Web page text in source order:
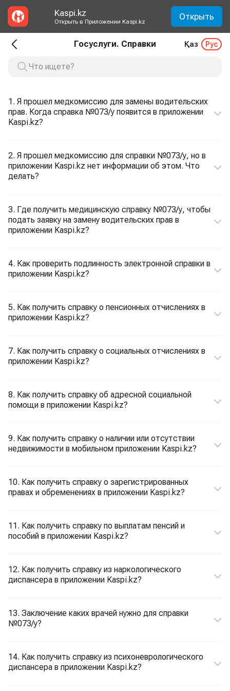
Kaspi.kz
Открыть в Приложении Kaspi.kz Открыть
Госуслуги. Справки Қаз Рус
1. Я прошел медкомиссию для замены водительских
прав. Когда справка №073/у появится в приложении
Kaspi.kz?
2. Я прошел медкомиссию для справки №073/у, но в
приложении Kaspi.kz нет информации об этом. Что
делать?
3. Где получить медицинскую справку №073/у, чтобы
подать заявку на замену водительских прав в
приложении Kaspi.kz?
4. Как проверить подлинность электронной справки в
приложении Kaspi.kz?
5. Как получить справку о пенсионных отчислениях в
приложении Kaspi.kz?
7. Как получить справку о социальных отчислениях в
приложении Kaspi.kz?
8. Как получить справку об адресной социальной
помощи в приложении Kaspi.kz?
9. Как получить справку о наличии или отсутствии
недвижимости в мобильном приложении Kaspi.kz?
10. Как получить справку о зарегистрированных
правах и обременениях в приложении Kaspi.kz?
11. Как получить справку по выплатам пенсий и
пособий в приложении Kaspi.kz?
12. Как получить справку из наркологического
диспансера в приложении Kaspi.kz?
13. Заключение каких врачей нужно для справки
№073/у?
14. Как получить справку из психоневрологического
диспансера в приложении Kaspi.kz?